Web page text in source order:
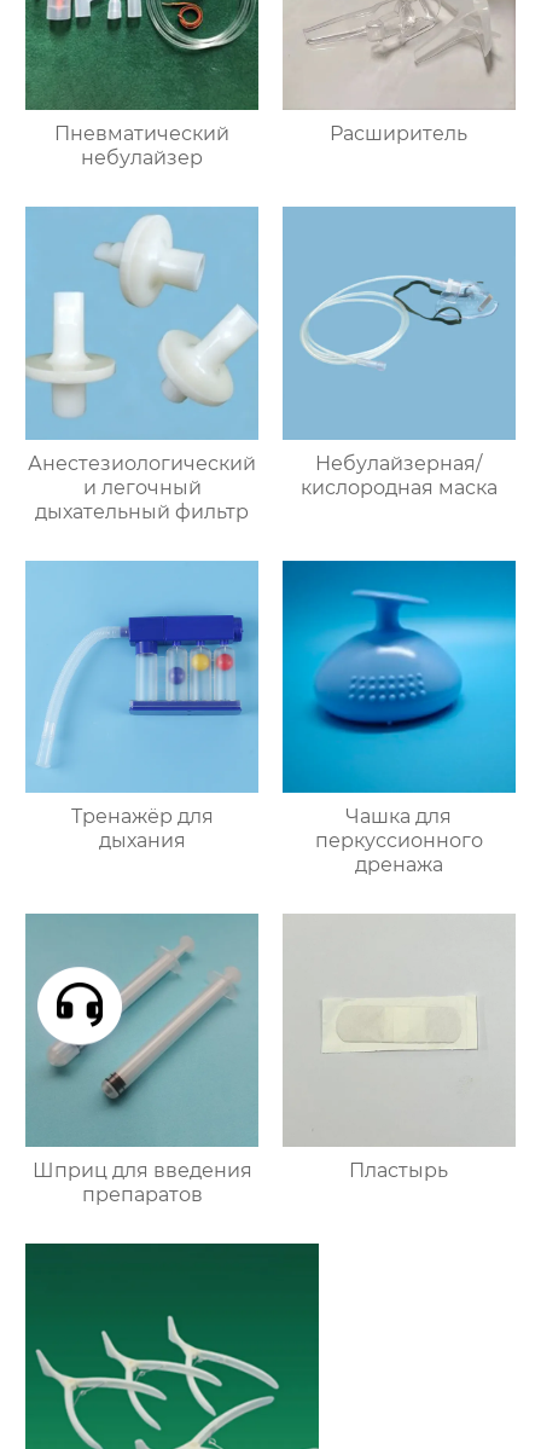
Пневматический
небулайзер
Расширитель
Анестезиологический
и легочный
дыхательный фильтр
Небулайзерная/
кислородная маска
Тренажёр для
дыхания
Чашка для
перкуссионного
дренажа
Шприц для введения
препаратов
Пластырь